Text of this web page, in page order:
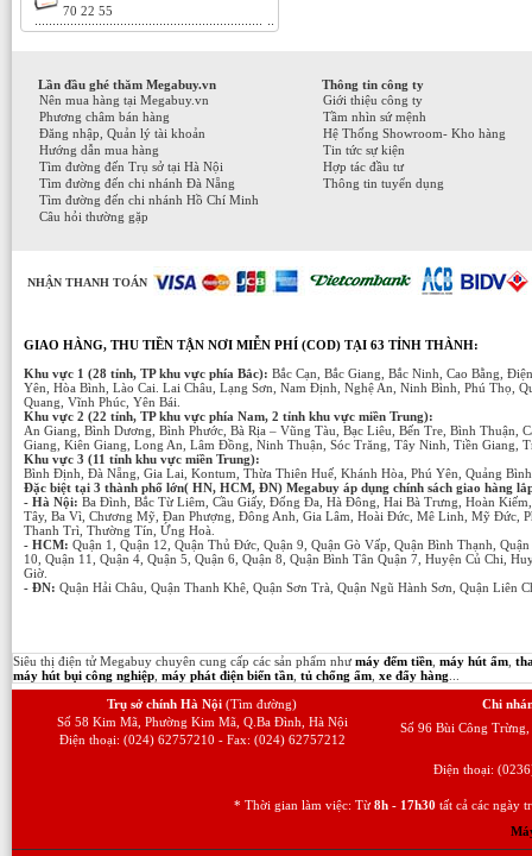
70 22 55
Lần đầu ghé thăm Megabuy.vn
Nên mua hàng tại Megabuy.vn
Phương châm bán hàng
Đăng nhập, Quản lý tài khoản
Hướng dẫn mua hàng
Tìm đường đến Trụ sở tại Hà Nội
Tìm đường đến chi nhánh Đà Nẵng
Tìm đường đến chi nhánh Hồ Chí Minh
Câu hỏi thường gặp
Thông tin công ty
Giới thiệu công ty
Tầm nhìn sứ mệnh
Hệ Thống Showroom- Kho hàng
Tin tức sự kiện
Hợp tác đầu tư
Thông tin tuyển dụng
NHẬN THANH TOÁN
GIAO HÀNG, THU TIỀN TẬN NƠI MIỄN PHÍ (COD) TẠI 63 TỈNH THÀNH:
Khu vực 1 (28 tỉnh, TP khu vực phía Bắc): Bắc Cạn, Bắc Giang, Bắc Ninh, Cao Bằng,
Yên, Hòa Bình, Lào Cai. Lai Châu, Lạng Sơn, Nam Định, Nghệ An, Ninh Bình, Phú Thọ,
Quang, Vĩnh Phúc, Yên Bái.
Khu vực 2 (22 tỉnh, TP khu vực phía Nam, 2 tỉnh khu vực miền Trung):
An Giang, Bình Dương, Bình Phước, Bà Rịa – Vũng Tàu, Bạc Liêu, Bến Tre, Bình
Giang, Kiên Giang, Long An, Lâm Đồng, Ninh Thuận, Sóc Trăng, Tây Ninh, Tiền Giang,
Khu vực 3 (11 tỉnh khu vực miền Trung):
Bình Định, Đà Nẵng, Gia Lai, Kontum, Thừa Thiên Huế, Khánh Hòa, Phú Yên, Quảng
Đặc biệt tại 3 thành phố lớn( HN, HCM, ĐN) Megabuy áp dụng chính sách giao hàng
- Hà Nội: Ba Đình, Bắc Từ Liêm, Cầu Giấy, Đống Đa, Hà Đông, Hai Bà Trưng, Hoàn
Tây, Ba Vì, Chương Mỹ, Đan Phượng, Đông Anh, Gia Lâm, Hoài Đức, Mê Linh, Mỹ Đức,
Thanh Trì, Thường Tín, Ứng Hoà.
- HCM: Quận 1, Quận 12, Quận Thủ Đức, Quận 9, Quận Gò Vấp, Quận Bình Thạnh,
10, Quận 11, Quận 4, Quận 5, Quận 6, Quận 8, Quận Bình Tân Quận 7, Huyện Củ Chi,
Giờ.
- ĐN: Quận Hải Châu, Quận Thanh Khê, Quận Sơn Trà, Quận Ngũ Hành Sơn, Quận Liên
Siêu thị điện tử Megabuy chuyên cung cấp các sản phẩm nhưmáy đếm tiền máy hút ẩm
máy hút bụi công nghiệp máy phát điện biến tần tủ chống ẩm xe đẩy hàng
Trụ sở chính Hà Nội (Tìm đường)
Số 58 Kim Mã, Phường Kim Mã, Q.Ba Đình, Hà Nội
Điện thoại: (024) 62757210 - Fax: (024) 62757212
Chi
Số 96 Bùi Công
Điện thoại:
* Thời gian làm việc: Từ8h - 17h30 tất cả các ngày